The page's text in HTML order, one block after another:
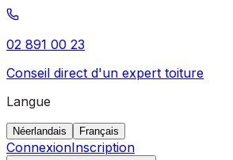
02 891 00 23
Conseil direct d'un expert toiture
Langue
Néerlandais Français
ConnexionInscription